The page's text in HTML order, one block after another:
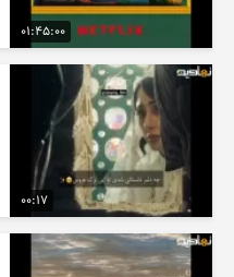
01:45:00
00:17